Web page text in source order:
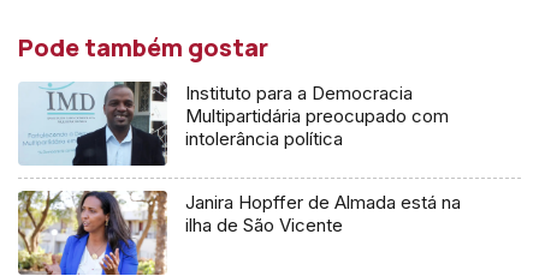
Pode também gostar
Instituto para a Democracia
Multipartidária preocupado com
intolerância política
Janira Hopffer de Almada está na
ilha de São Vicente